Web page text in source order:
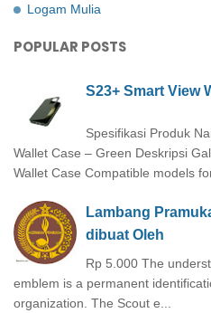
Logam Mulia
POPULAR POSTS
S23+ Smart View
Spesifikasi Produk
Wallet Case – Green Deskripsi
Wallet Case Compatible models for
Lambang
dibuat Oleh
Rp 5.000 The
emblem is a permanent
organization. The Scout e...